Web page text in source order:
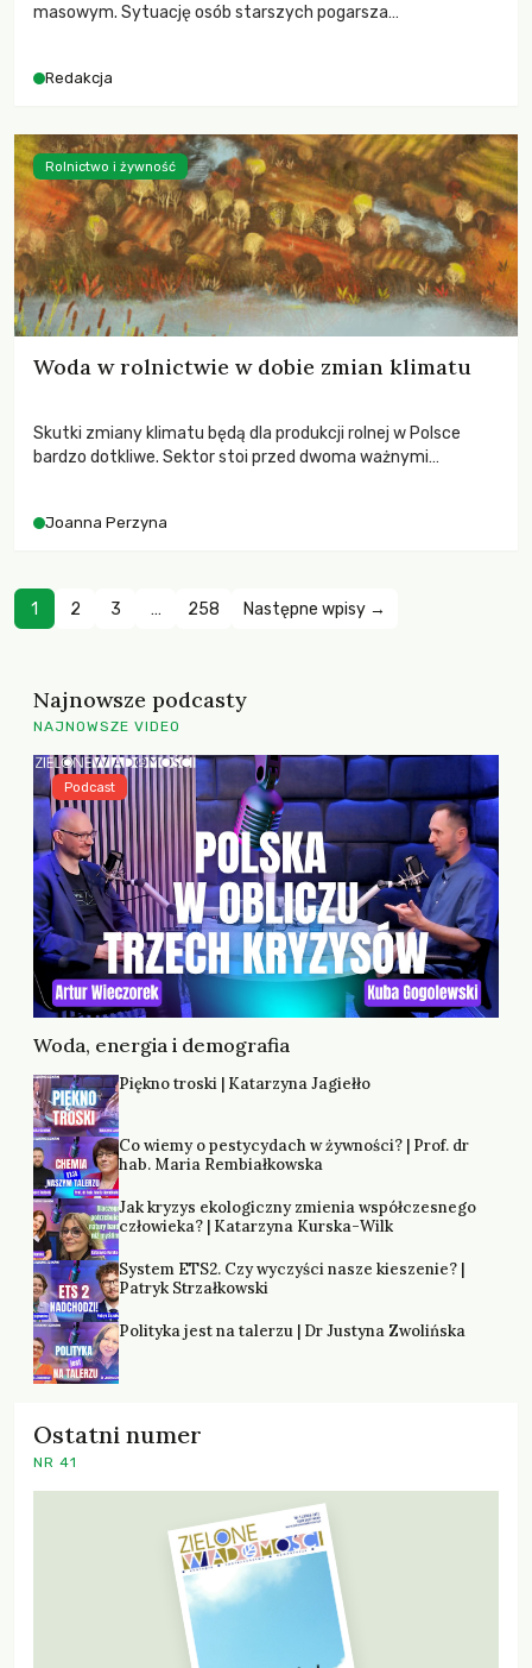
masowym. Sytuację osób starszych pogarsza
Redakcja
Woda w rolnictwie w dobie zmian klimatu
Skutki zmiany klimatu będą dla produkcji rolnej w Polsce
bardzo dotkliwe. Sektor stoi przed dwoma ważnymi
zachodzących zmian klimatycznych. Wymagać to będzie
Joanna Perzyna
Rolnictwo i żywność
1 2 3 … 258 Następne wpisy →
Najnowsze podcasty
NAJNOWSZE VIDEO
Woda, energia i demografia
Podcast
Piękno troski | Katarzyna Jagiełło
Co wiemy o pestycydach w żywności? | Prof. dr
hab. Maria Rembiałkowska
Jak kryzys ekologiczny zmienia współczesnego
człowieka? | Katarzyna Kurska-Wilk
System ETS2. Czy wyczyści nasze kieszenie? |
Patryk Strzałkowski
Polityka jest na talerzu | Dr Justyna Zwolińska
Ostatni numer
NR 41